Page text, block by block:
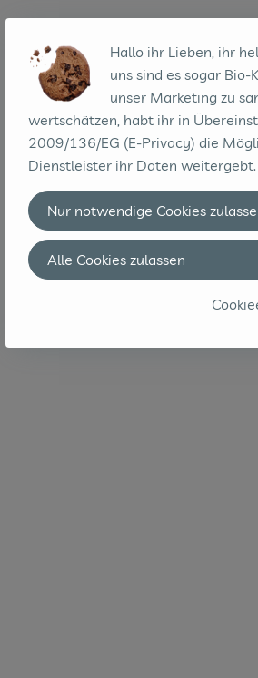
Hallo ihr Lieben, ihr
uns sind es sogar
unser Marketing zu
wertschätzen, habt ihr in
2009/136/EG (E-Privacy) die
Dienstleister ihr Daten weitergebt.
Nur notwendige Cookies
Alle Cookies zulassen